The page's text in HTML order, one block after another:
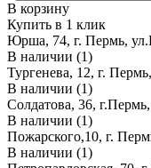
В корзину
Купить в 1 клик
Юрша, 74, г. Пермь,
В наличии (1)
Тургенева, 12, г.
В наличии (1)
Солдатова, 36,
В наличии (1)
Пожарского,10, г.
В наличии (1)